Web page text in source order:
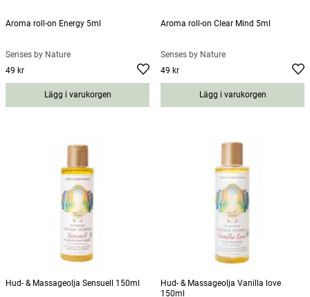
Aroma roll-on Energy 5ml
Senses by Nature
Pris
49 kr
Lägg i varukorgen
Aroma roll-on Clear Mind 5ml
Senses by Nature
Pris
49 kr
Lägg i varukorgen
Hud- & Massageolja Sensuell 150ml
Hud- & Massageolja Vanilla love
150ml